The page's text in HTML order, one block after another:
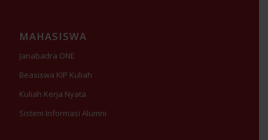
MAHASISWA
Janabadra ONE
Beasiswa KIP Kuliah
Kuliah Kerja Nyata
Sistem Informasi Alumni